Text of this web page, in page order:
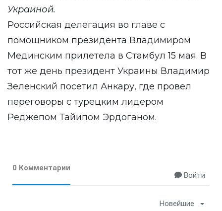
Украиной.
Российская делегация во главе с
помощником президента Владимиром
Мединским прилетела в Стамбул 15 мая. В
тот же день президент Украины Владимир
Зеленский посетил Анкару, где провел
переговоры с турецким лидером
Реджепом Тайипом Эрдоганом.
0 Комментарии
Войти
Новейшие